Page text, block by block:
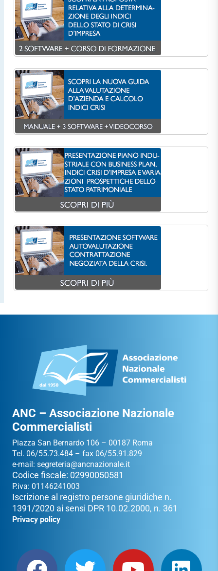
ANC – Associazione Nazionale
Commercialisti
Piazza San Bernardo 106 – 00187 Roma
Tel. 06/55.73.484 – fax 06/55.91.829
e-mail: segreteria@ancnazionale.it
Codice fiscale: 02990050581
P.iva: 01146241003
Iscrizione al registro persone giuridiche n.
1391/2020 ai sensi DPR 10.02.2000, n. 361
Privacy policy